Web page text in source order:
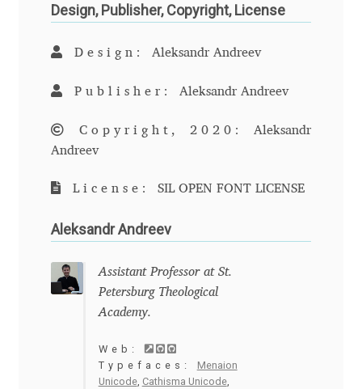
Dave Rowland
Denis Espinoza
Denis Masharov
Design, Publisher, Copyright, License
Design: Aleksandr Andreev
Publisher: Aleksandr Andreev
Copyright, 2020: Aleksandr
Andreev
License: SIL OPEN FONT LICENSE
Aleksandr Andreev
Assistant Professor at St.
Petersburg Theological
Academy.
Web:
Typefaces: Menaion
Unicode, Cathisma Unicode,